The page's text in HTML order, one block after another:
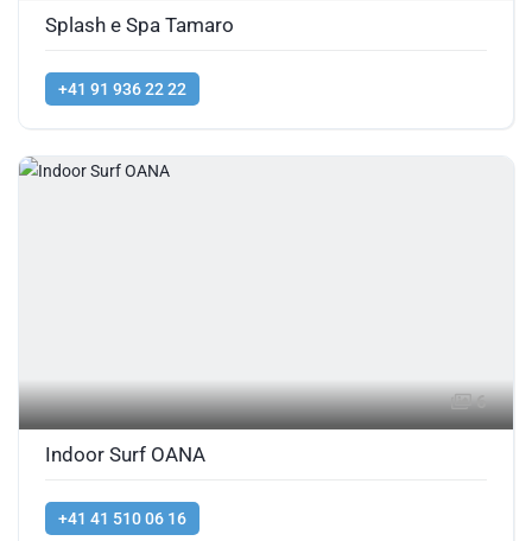
Splash e Spa Tamaro
+41 91 936 22 22
6
Indoor Surf OANA
+41 41 510 06 16